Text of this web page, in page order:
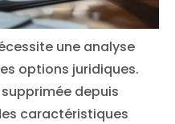
une analyse
options juridiques.
supprimée depuis
caractéristiques